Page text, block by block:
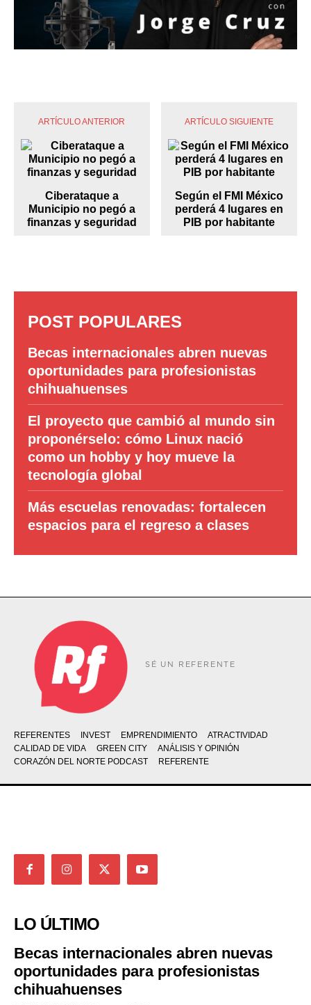
ARTÍCULO ANTERIOR
Ciberataque a
Municipio no pegó a
finanzas y seguridad
ARTÍCULO SIGUIENTE
Según el FMI México
perderá 4 lugares en
PIB por habitante
POST POPULARES
Becas internacionales abren nuevas
oportunidades para profesionistas
chihuahuenses
El proyecto que cambió al mundo sin
proponérselo: cómo Linux nació
como un hobby y hoy mueve la
tecnología global
Más escuelas renovadas: fortalecen
espacios para el regreso a clases
SÉ UN REFERENTE
REFERENTES INVEST EMPRENDIMIENTO
ATRACTIVIDAD
CALIDAD DE VIDA
GREEN CITY
ANÁLISIS Y OPINIÓN
CORAZÓN DEL NORTE PODCAST
REFERENTE
LO ÚLTIMO
Becas internacionales abren nuevas
oportunidades para profesionistas
chihuahuenses